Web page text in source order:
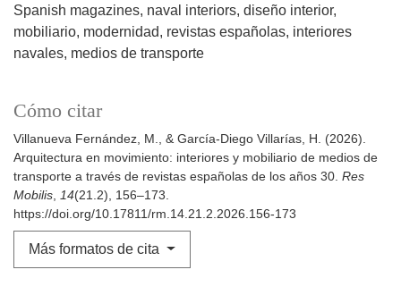
Spanish magazines naval interiors diseño interior
mobiliario modernidad revistas españolas interiores
navales medios de transporte
Cómo citar
Villanueva Fernández, M., & García-Diego Villarías, H. (2026).
Arquitectura en movimiento: interiores y mobiliario de medios de
transporte a través de revistas españolas de los años 30. Res
Mobilis, 14(21.2), 156–173.
https://doi.org/10.17811/rm.14.21.2.2026.156-173
Más formatos de cita